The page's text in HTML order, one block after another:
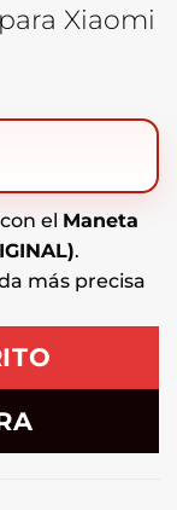
Xiaomi
el Maneta
.
más precisa